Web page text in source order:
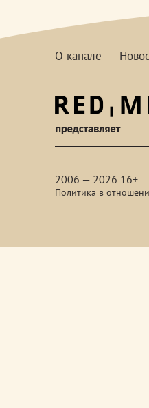
О канале
2006 — 2026 16+
Политика в